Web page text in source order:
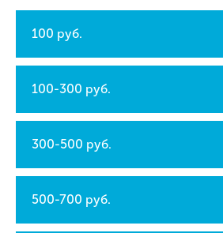
100 руб.
100-300 руб.
300-500 руб.
500-700 руб.